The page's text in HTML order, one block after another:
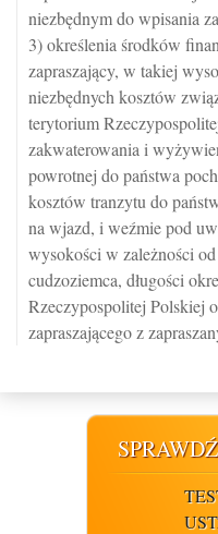
niezbędnym do wpisania
3) określenia środków
zapraszający, w takiej
niezbędnych kosztów
terytorium
zakwaterowania i
powrotnej do państwa
kosztów tranzytu do
na wjazd, i weźmie pod
wysokości w zależności
cudzoziemca, długości
Rzeczypospolitej Polskiej
zapraszającego z